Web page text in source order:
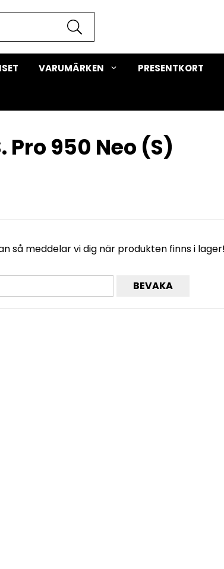
VARUMÄRKEN PRESENTKORT
Pro 950 Neo (S)
så meddelar vi dig när produkten finns i
BEVAKA